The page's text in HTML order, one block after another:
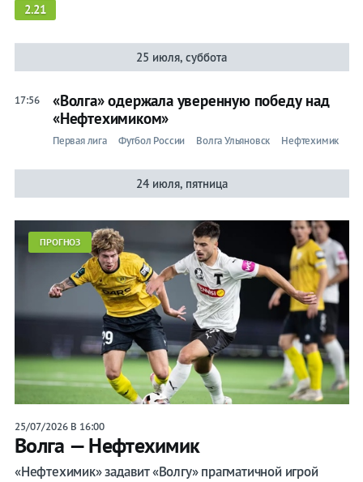
2.21
25 июля, суббота
17:56
«Волга» одержала уверенную победу над
«Нефтехимиком»
Первая лига Футбол России Волга Ульяновск Нефтехимик
24 июля, пятница
ПРОГНОЗ
25/07/2026 В 16:00
Волга — Нефтехимик
«Нефтехимик» задавит «Волгу» прагматичной игрой